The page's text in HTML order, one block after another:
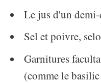
Le jus d'un
Sel et poivre,
Garnitures
(comme le